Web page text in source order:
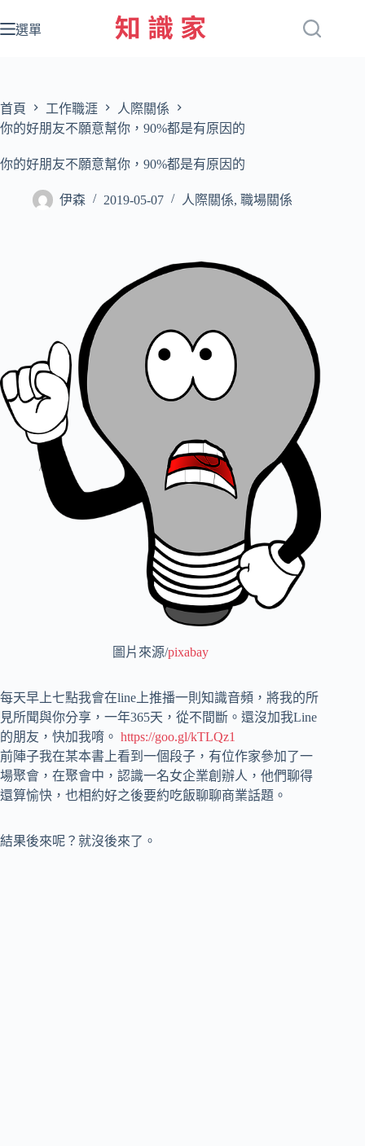
至
容
選單
首頁 工作職涯
人際關係
你的好朋友不願意幫你，90%都是有原因的
你的好朋友不願意幫你，90%都是有原因的
伊森 2019-05-07 人際關係, 職場關係
圖片來源/pixabay
每天早上七點我會在line上推播一則知識音頻，將我的所
見所聞與你分享，一年365天，從不間斷。還沒加我Line
的朋友，快加我唷。 https://goo.gl/kTLQz1
前陣子我在某本書上看到一個段子，有位作家參加了一
場聚會，在聚會中，認識一名女企業創辦人，他們聊得
還算愉快，也相約好之後要約吃飯聊聊商業話題。
結果後來呢？就沒後來了。